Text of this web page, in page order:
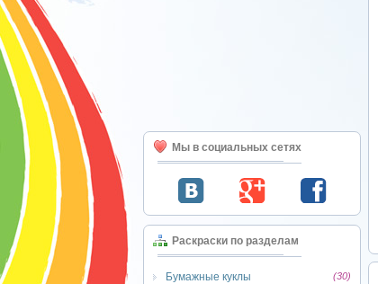
Мы в социальных сетях
Раскраски по разделам
Бумажные куклы (30)